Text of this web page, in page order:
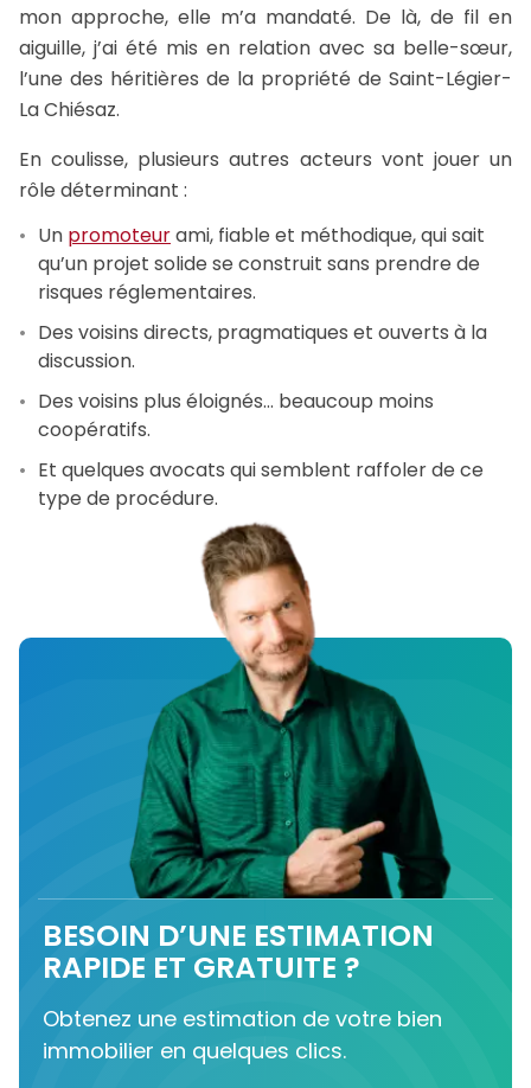
mon approche, elle m’a mandaté. De là, de fil en
aiguille, j’ai été mis en relation avec sa belle-sœur,
l’une des héritières de la propriété de Saint-Légier-
La Chiésaz.
En coulisse, plusieurs autres acteurs vont jouer un
rôle déterminant :
Un promoteurami, fiable et méthodique, qui sait
qu’un projet solide se construit sans prendre de
risques réglementaires.
Des voisins directs, pragmatiques et ouverts à la
discussion.
Des voisins plus éloignés… beaucoup moins
coopératifs.
Et quelques avocats qui semblent raffoler de ce
type de procédure.
BESOIN D’UNE ESTIMATION
RAPIDE ET GRATUITE ?
Obtenez une estimation de votre bien
immobilier en quelques clics.